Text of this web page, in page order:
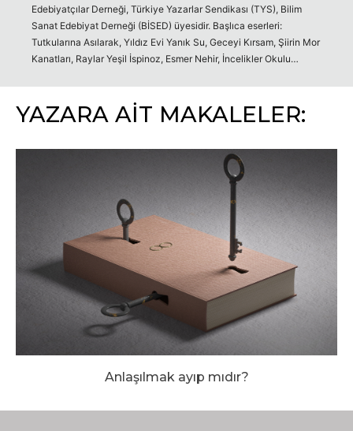
Edebiyatçılar Derneği, Türkiye Yazarlar Sendikası (TYS), Bilim
Sanat Edebiyat Derneği (BİSED) üyesidir. Başlıca eserleri:
Tutkularına Asılarak, Yıldız Evi Yanık Su, Geceyi Kırsam, Şiirin Mor
Kanatları, Raylar Yeşil İspinoz, Esmer Nehir, İncelikler Okulu…
YAZARA AİT MAKALELER:
Anlaşılmak ayıp mıdır?